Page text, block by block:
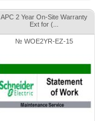
APC 2 Year On-Site Warranty
Ext for (...
№ WOE2YR-EZ-15